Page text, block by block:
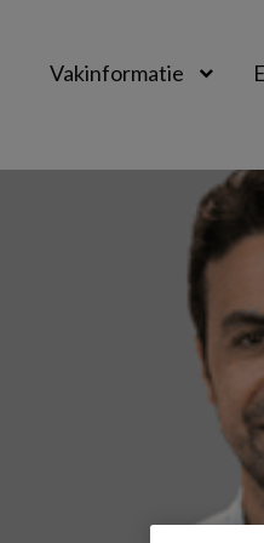
Vakinformatie